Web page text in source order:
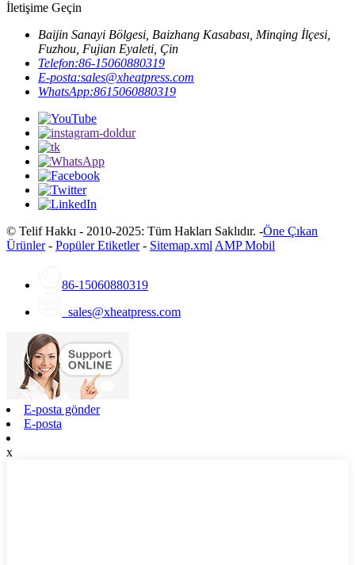
İletişime Geçin
Baijin Sanayi Bölgesi, Baizhang Kasabası, Minqing İlçesi,
Fuzhou, Fujian Eyaleti, Çin
Telefon:86-15060880319
E-posta:sales@xheatpress.com
WhatsApp:8615060880319
© Telif Hakkı - 2010-2025: Tüm Hakları Saklıdır. -Öne Çıkan
Ürünler- Popüler Etiketler- Sitemap.xml AMP Mobil
86-15060880319
sales@xheatpress.com
E-posta gönder
E-posta
x